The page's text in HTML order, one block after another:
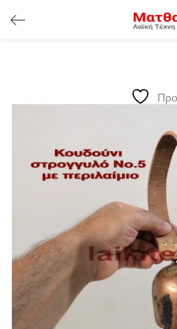
ΕΊΣΟΔΟΣ ΠΕΛΑΤΏΝ
Υπενθύμιση κωδικού
Είσοδος
Χάσατε τον κωδικό σας ?